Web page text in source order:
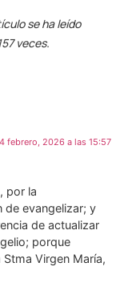
se ha leído
veces.
febrero, 2026 a las 15:57
por la
de evangelizar; y
de actualizar
porque
Virgen María,